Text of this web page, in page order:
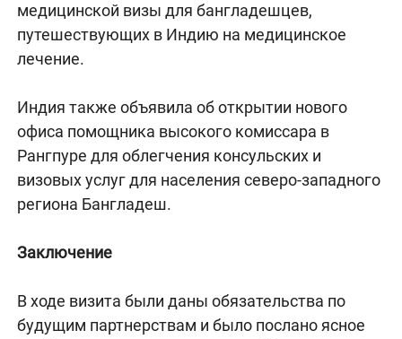
медицинской визы для бангладешцев,
путешествующих в Индию на медицинское
лечение.
Индия также объявила об открытии нового
офиса помощника высокого комиссара в
Рангпуре для облегчения консульских и
визовых услуг для населения северо-западного
региона Бангладеш.
Заключение
В ходе визита были даны обязательства по
будущим партнерствам и было послано ясное